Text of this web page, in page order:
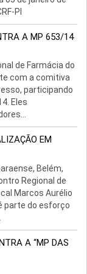
PI
A MP 653/14
de Farmácia do
com a comitiva
participando
Eles
EM
Belém,
Regional de
Marcos Aurélio
parte do esforço
A “MP DAS